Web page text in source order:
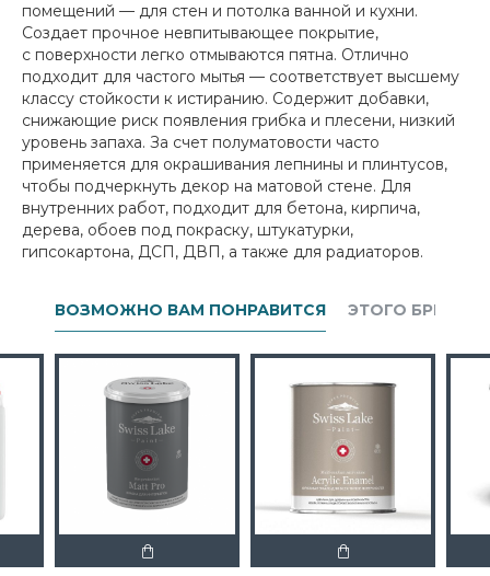
помещений — для стен и потолка ванной и кухни.
Создает прочное невпитывающее покрытие,
с поверхности легко отмываются пятна. Отлично
подходит для частого мытья — соответствует высшему
классу стойкости к истиранию. Содержит добавки,
снижающие риск появления грибка и плесени, низкий
уровень запаха. За счет полуматовости часто
применяется для окрашивания лепнины и плинтусов,
чтобы подчеркнуть декор на матовой стене. Для
внутренних работ, подходит для бетона, кирпича,
дерева, обоев под покраску, штукатурки,
гипсокартона, ДСП, ДВП, а также для радиаторов.
ВОЗМОЖНО ВАМ ПОНРАВИТСЯ ЭТОГО БРЕНДА